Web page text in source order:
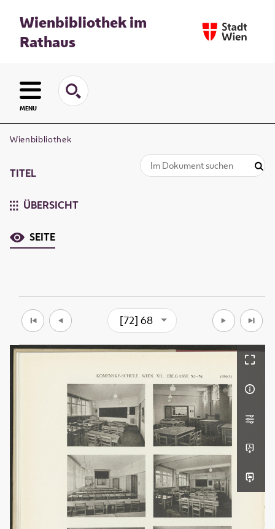
Wienbibliothek im
Rathaus
MENU
Wienbibliothek
TITEL
ÜBERSICHT
SEITE
[72] 68